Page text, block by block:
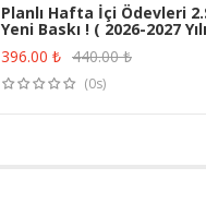
ÜRÜN SATIN AL
Planlı Hafta İçi Ödevleri
Yeni Baskı ! ( 2026-2027
396.00 ₺ 440.00₺
(0s)